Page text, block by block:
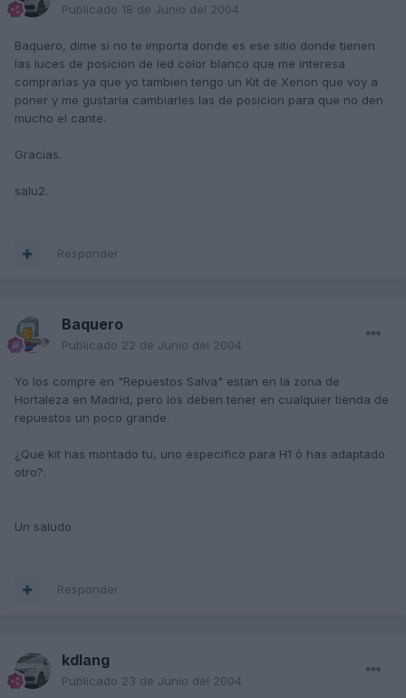
Publicado 18 de Junio del 2004
Baquero, dime si no te importa donde es ese sitio donde tienen
las luces de posicion de led color blanco que me interesa
comprarlas ya que yo tambien tengo un Kit de Xenon que voy a
poner y me gustaria cambiarles las de posicion para que no den
mucho el cante.
Gracias.
salu2.
Responder
Baquero
Publicado 22 de Junio del 2004
Yo los compre en "Repuestos Salva" estan en la zona de
Hortaleza en Madrid, pero los deben tener en cualquier tienda de
repuestos un poco grande.
¿Que kit has montado tu, uno especifico para H1 ó has adaptado
otro?.
Un saludo
Responder
kdlang
Publicado 23 de Junio del 2004